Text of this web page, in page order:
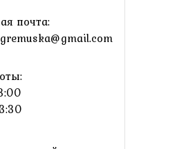
почта: